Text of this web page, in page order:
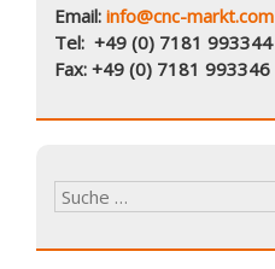
Email: info@cnc-markt.com
Tel: +49 (0) 7181 993344
Fax: +49 (0) 7181 993346